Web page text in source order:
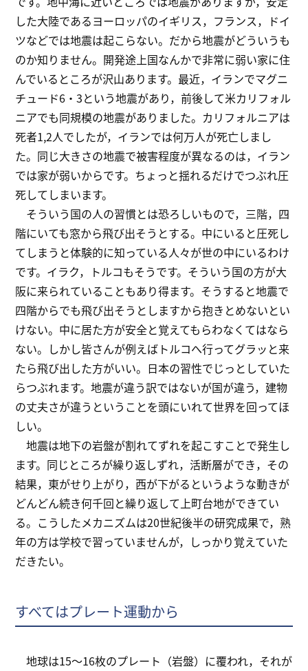
した大陸であるヨーロッパのイギリス，フランス，ドイ
ツなどでは地震は起こらない。だから地震がどういうも
のか知りません。開発途上国なんかで非常に弱い家に住
んでいるところが沢山あります。最近，イランでマグニ
チュード6・3という地震があり，前後して米カリフォル
ニアでも同規模の地震がありました。カリフォルニアは
死者1,2人でしたが，イランでは何万人が死亡しまし
た。同じ大きさの地震で被害程度が異なるのは，イラン
では家が弱いからです。ちょっと揺れるだけでつぶれ圧
死してしまいます。
そういう国の人の習慣とは恐ろしいもので，三階，四
階にいても窓から飛び出そうとする。中にいると圧死し
てしまうと体験的に知っている人々が世の中にいるわけ
です。イラク，トルコもそうです。そういう国の方が大
阪に来られていることもあり得ます。そうすると地震で
四階からでも飛び出そうとしますから抱きとめないとい
けない。中に居た方が安全と覚えてもらわなくてはなら
ない。しかし皆さんが例えばトルコへ行ってグラッと来
たら飛び出した方がいい。日本の習性でじっとしていた
らつぶれます。地震が違う訳ではないが国が違う，建物
の丈夫さが違うということを頭にいれて世界を回ってほ
しい。
地震は地下の岩盤が割れてずれを起こすことで発生し
ます。同じところが繰り返しずれ，活断層ができ，その
結果，東がせり上がり，西が下がるというような動きが
どんどん続き何千回と繰り返して上町台地ができてい
る。こうしたメカニズムは20世紀後半の研究成果で，熟
年の方は学校で習っていませんが，しっかり覚えていた
だきたい。
すべてはプレート運動から
地球は15～16枚のプレート（岩盤）に覆われ，それが